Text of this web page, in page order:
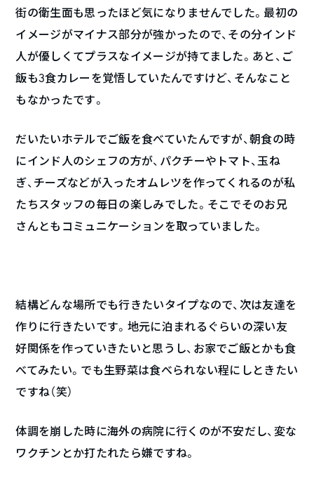
街の衛生面も思ったほど気になりませんでした。最初の
イメージがマイナス部分が強かったので、その分インド
人が優しくてプラスなイメージが持てました。あと、ご
飯も3食カレーを覚悟していたんですけど、そんなこと
もなかったです。
だいたいホテルでご飯を食べていたんですが、朝食の時
にインド人のシェフの方が、パクチーやトマト、玉ね
ぎ、チーズなどが入ったオムレツを作ってくれるのが私
たちスタッフの毎日の楽しみでした。そこでそのお兄
さんともコミュニケーションを取っていました。
結構どんな場所でも行きたいタイプなので、次は友達を
作りに行きたいです。地元に泊まれるぐらいの深い友
好関係を作っていきたいと思うし、お家でご飯とかも食
べてみたい。でも生野菜は食べられない程にしときたい
ですね（笑）
体調を崩した時に海外の病院に行くのが不安だし、変な
ワクチンとか打たれたら嫌ですね。